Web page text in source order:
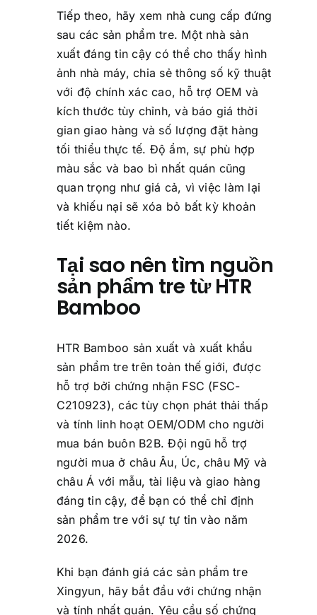
Tiếp theo, hãy xem nhà cung cấp đứng
sau các sản phẩm tre. Một nhà sản
xuất đáng tin cậy có thể cho thấy hình
ảnh nhà máy, chia sẻ thông số kỹ thuật
với độ chính xác cao, hỗ trợ OEM và
kích thước tùy chỉnh, và báo giá thời
gian giao hàng và số lượng đặt hàng
tối thiểu thực tế. Độ ẩm, sự phù hợp
màu sắc và bao bì nhất quán cũng
quan trọng như giá cả, vì việc làm lại
và khiếu nại sẽ xóa bỏ bất kỳ khoản
tiết kiệm nào.
Tại sao nên tìm nguồn
sản phẩm tre từ HTR
Bamboo
HTR Bamboo sản xuất và xuất khẩu
sản phẩm tre trên toàn thế giới, được
hỗ trợ bởi chứng nhận FSC (FSC-
C210923), các tùy chọn phát thải thấp
và tính linh hoạt OEM/ODM cho người
mua bán buôn B2B. Đội ngũ hỗ trợ
người mua ở châu Âu, Úc, châu Mỹ và
châu Á với mẫu, tài liệu và giao hàng
đáng tin cậy, để bạn có thể chỉ định
sản phẩm tre với sự tự tin vào năm
2026.
Khi bạn đánh giá các sản phẩm tre
Xingyun, hãy bắt đầu với chứng nhận
và tính nhất quán. Yêu cầu số chứng